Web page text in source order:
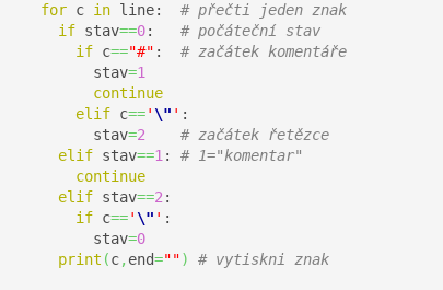
for c in line: # přečti jeden znak
if stav==0: # počáteční stav
if c=="#" : # začátek komentáře
        stav
=1
continue
elif c==' \" ' :
        stav
=2
# začátek řetězce
elif stav==1: # 1="komentar"
continue
elif stav==2:
if c==' \" ' :
        stav
=0
print (c, end="") # vytiskni znak